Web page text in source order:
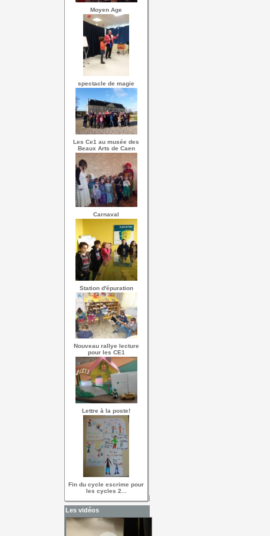
Moyen Age
spectacle de magie
Les Ce1 au musée des
Beaux Arts de Caen
Carnaval
Station d'épuration
Nouveau rallye lecture
pour les CE1
Lettre à la poste!
Fin du cycle escrime pour
les cycles 2...
Les vidéos